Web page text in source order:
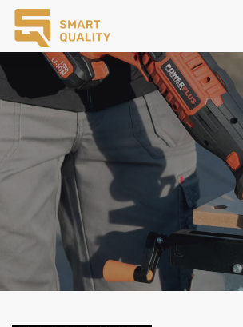
PRODUSE
NOUTĂȚI
MAI MULTE